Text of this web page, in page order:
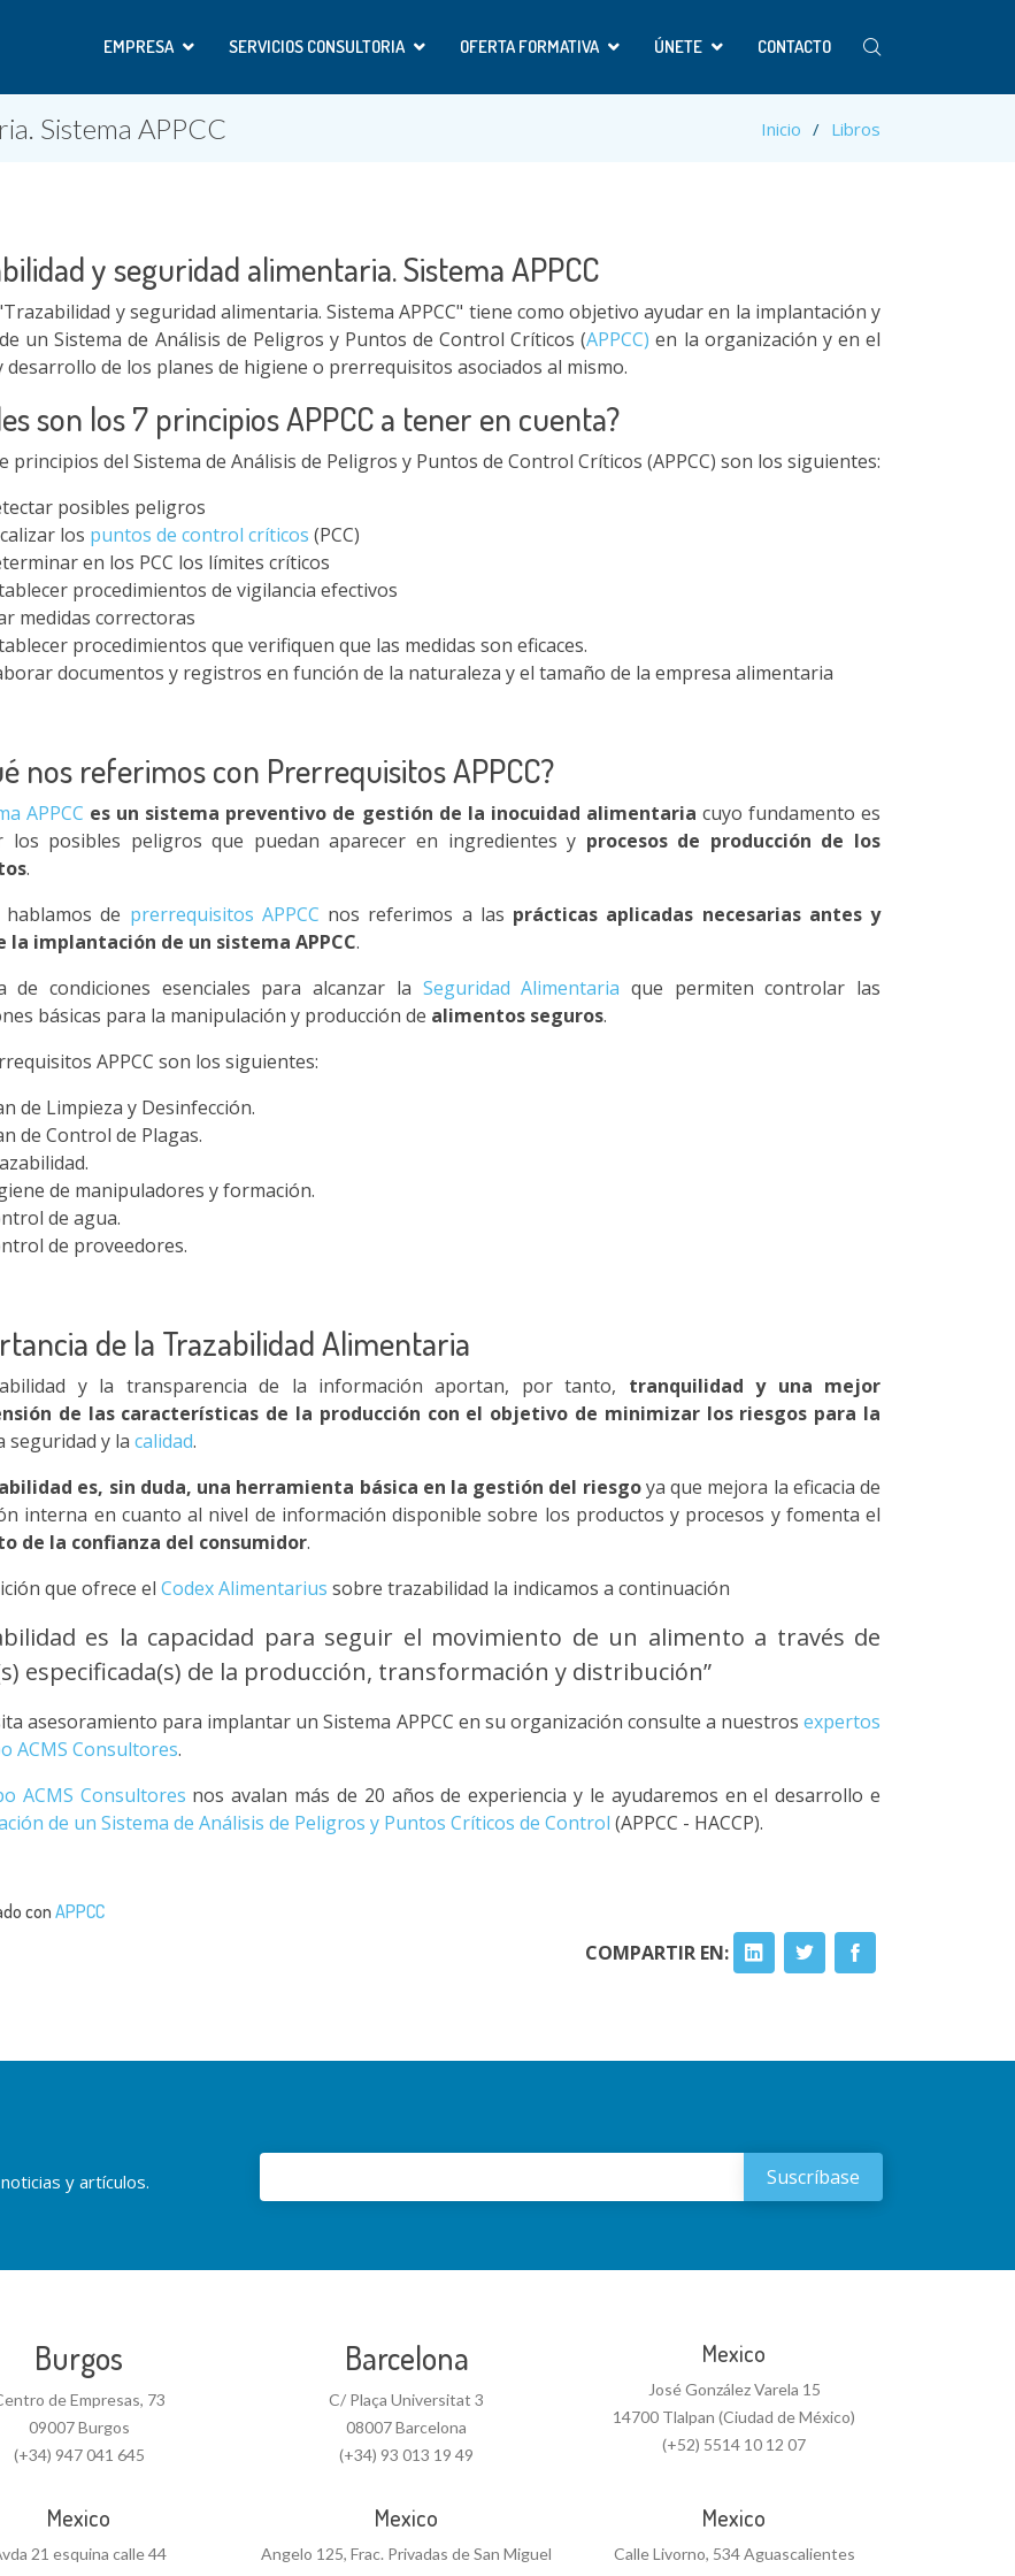
EMPRESA SERVICIOS CONSULTORIA OFERTA FORMATIVA ÚNETE CONTACTO
Sistema APPCC Inicio Libros
y seguridad alimentaria. Sistema APPCC
y seguridad alimentaria. Sistema APPCC" tiene como objetivo ayudar en la implantación y
un Sistema de Análisis de Peligros y Puntos de Control Críticos (APPCC) en la organización y en el
desarrollo de los planes de higiene o prerrequisitos asociados al mismo.
son los 7 principios APPCC a tener en cuenta?
principios del Sistema de Análisis de Peligros y Puntos de Control Críticos (APPCC) son los siguientes:
posibles peligros
los puntos de control críticos (PCC)
en los PCC los límites críticos
procedimientos de vigilancia efectivos
medidas correctoras
procedimientos que verifiquen que las medidas son eficaces.
documentos y registros en función de la naturaleza y el tamaño de la empresa alimentaria
nos referimos con Prerrequisitos APPCC?
APPCC es un sistema preventivo de gestión de la inocuidad alimentaria cuyo fundamento es
los posibles peligros que puedan aparecer en ingredientes y procesos de producción de los
.
hablamos de prerrequisitos APPCC nos referimos a las prácticas aplicadas necesarias antes y
la implantación de un sistema APPCC.
de condiciones esenciales para alcanzar la Seguridad Alimentaria que permiten controlar las
básicas para la manipulación y producción de alimentos seguros.
APPCC son los siguientes:
de Limpieza y Desinfección.
de Control de Plagas.
de manipuladores y formación.
de agua.
de proveedores.
de la Trazabilidad Alimentaria
y la transparencia de la información aportan, por tanto, tranquilidad y una mejor
de las características de la producción con el objetivo de minimizar los riesgos para la
seguridad y la calidad.
es, sin duda, una herramienta básica en la gestión del riesgoya que mejora la eficacia de
interna en cuanto al nivel de información disponible sobre los productos y procesos y fomenta el
de la confianza del consumidor.
que ofrece el Codex Alimentarius sobre trazabilidad la indicamos a continuación
es la capacidad para seguir el movimiento de un alimento a través de
especificada(s) de la producción, transformación y distribución”
asesoramiento para implantar un Sistema APPCC en su organización consulte a nuestros expertos
ACMS Consultores.
ACMS Consultores nos avalan más de 20 años de experiencia y le ayudaremos en el desarrollo e
de un Sistema de Análisis de Peligros y Puntos Críticos de Control (APPCC - HACCP).
conAPPCC
COMPARTIR EN:
y artículos.
Burgos
de Empresas, 73
09007 Burgos
(+34) 947 041 645
Barcelona
C/ Plaça Universitat 3
08007 Barcelona
(+34) 93 013 19 49
Mexico
José González Varela 15
14700 Tlalpan (Ciudad de México)
(+52) 5514 10 12 07
Mexico
21 esquina calle 44
Mexico
Angelo 125, Frac. Privadas de San Miguel
Mexico
Calle Livorno, 534 Aguascalientes